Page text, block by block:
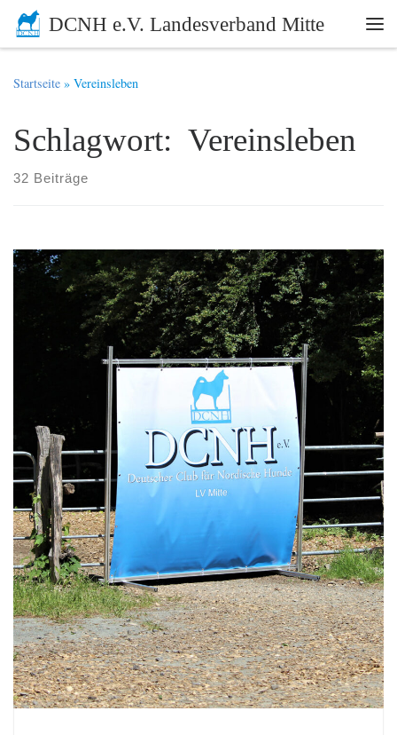
Zum Inhalt springen
DCNH e.V. Landesverband Mitte
Startseite » Vereinsleben
Schlagwort: Vereinsleben
32 Beiträge